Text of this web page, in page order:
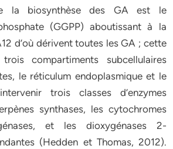
la biosynthèse des GA est le
(GGPP) aboutissant à la
d’où dérivent toutes les GA ; cette
compartiments subcellulaires
le réticulum endoplasmique et le
trois classes d’enzymes
synthases, les cytochromes
et les dioxygénases 2-
(Hedden et Thomas, 2012).